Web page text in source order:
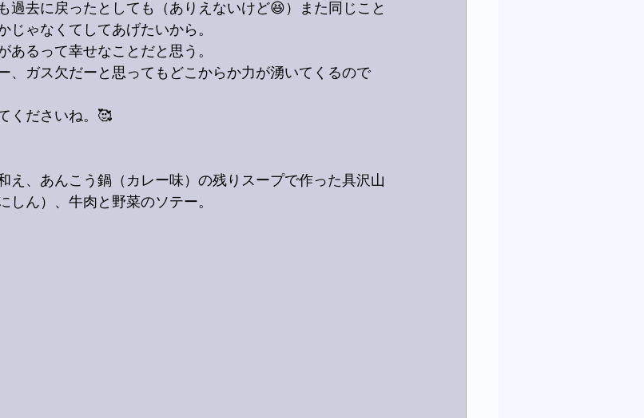
過去に戻ったとしても（ありえないけど😆）また同じこと
じゃなくてしてあげたいから。
るって幸せなことだと思う。
、ガス欠だーと思ってもどこからか力が湧いてくるので
くださいね。🥰
え、あんこう鍋（カレー味）の残りスープで作った具沢山
ん）、牛肉と野菜のソテー。